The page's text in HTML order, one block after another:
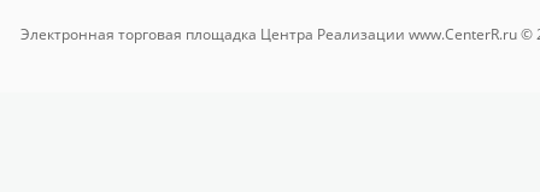
Электронная торговая площадка Центра Реализации www.CenterR.ru ©